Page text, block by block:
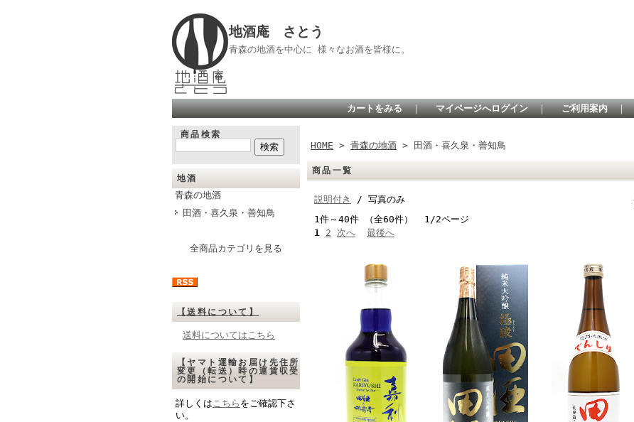
地酒庵 さとう
青森の地酒を中心に 様々なお酒を皆様に。
カートをみる ｜ マイページへログイン ｜ ご利用案内 ｜
商品検索
地酒
青森の地酒
田酒・喜久泉・善知鳥
全商品カテゴリを見る
【送料について】
送料についてはこちら
【ヤマト運輸お届け先住所
変更（転送）時の運賃収受
の開始について】
詳しくはこちら をご確認下さ
い。
HOME > 青森の地酒 > 田酒・喜久泉・善知鳥
商品一覧
説明付き
/ 写真のみ
1件～40件 （全60件） 1/2ページ
1 2 次へ 最後へ